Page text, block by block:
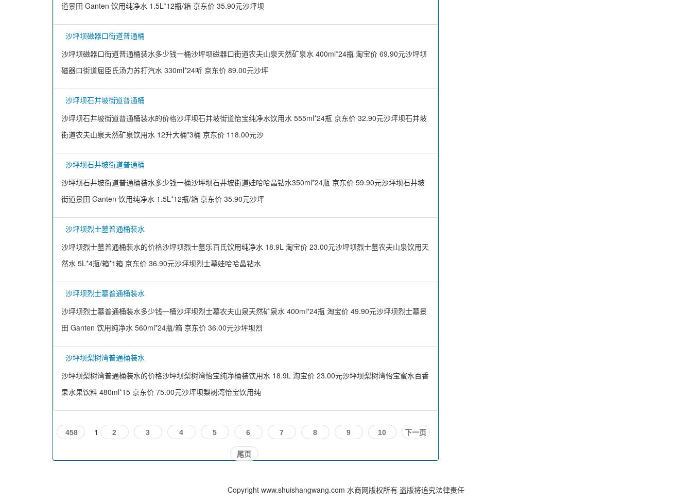
道景田 Ganten 饮用纯净水 1.5L*12瓶/箱 京东价 35.90元沙坪坝
沙坪坝磁器口街道普通桶
沙坪坝磁器口街道普通桶装水多少钱一桶沙坪坝磁器口街道农夫山泉天然矿泉水 400ml*24瓶 淘宝价 69.90元沙坪坝
磁器口街道屈臣氏汤力苏打汽水 330ml*24听 京东价 89.00元沙坪
沙坪坝石井坡街道普通桶
沙坪坝石井坡街道普通桶装水的价格沙坪坝石井坡街道怡宝纯净水饮用水 555ml*24瓶 京东价 32.90元沙坪坝石井坡
街道农夫山泉天然矿泉饮用水 12升大桶*3桶 京东价 118.00元沙
沙坪坝石井坡街道普通桶
沙坪坝石井坡街道普通桶装水多少钱一桶沙坪坝石井坡街道娃哈哈晶钻水350ml*24瓶 京东价 59.90元沙坪坝石井坡
街道景田 Ganten 饮用纯净水 1.5L*12瓶/箱 京东价 35.90元沙坪
沙坪坝烈士墓普通桶装水
沙坪坝烈士墓普通桶装水的价格沙坪坝烈士墓乐百氏饮用纯净水 18.9L 淘宝价 23.00元沙坪坝烈士墓农夫山泉饮用天
然水 5L*4瓶/箱*1箱 京东价 36.90元沙坪坝烈士墓娃哈哈晶钻水
沙坪坝烈士墓普通桶装水
沙坪坝烈士墓普通桶装水多少钱一桶沙坪坝烈士墓农夫山泉天然矿泉水 400ml*24瓶 淘宝价 49.90元沙坪坝烈士墓景
田 Ganten 饮用纯净水 560ml*24瓶/箱 京东价 36.00元沙坪坝烈
沙坪坝梨树湾普通桶装水
沙坪坝梨树湾普通桶装水的价格沙坪坝梨树湾怡宝纯净桶装饮用水 18.9L 淘宝价 23.00元沙坪坝梨树湾怡宝蜜水百香
果水果饮料 480ml*15 京东价 75.00元沙坪坝梨树湾怡宝饮用纯
458 1 2 3 4 5 6 7 8 9 10 下一页
尾页
Copyright www.shuishangwang.com 水商网版权所有 盗版将追究法律责任